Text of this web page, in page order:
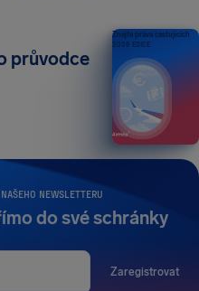
NEWSLETTERU
do své schránky
Zaregistrovat
průvodce
Znejte práva cestujících
2026 EDICE